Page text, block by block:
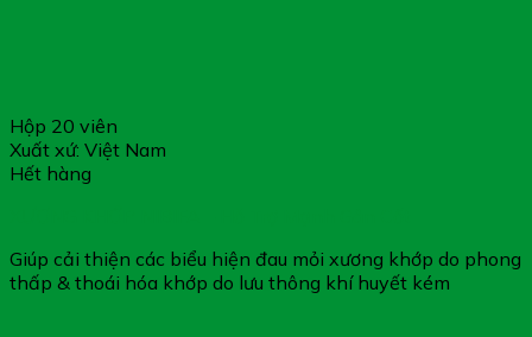
Hộp 20 viên
Xuất xứ: Việt Nam
Hết hàng
Giúp cải thiện các biểu hiện đau mỏi xương khớp do phong
thấp & thoái hóa khớp do lưu thông khí huyết kém